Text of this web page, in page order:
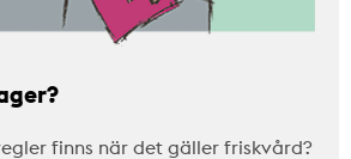
finns när det gäller friskvård?